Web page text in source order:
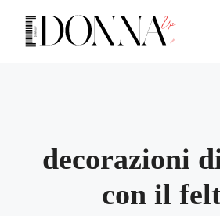
contenuto
decorazioni
con il